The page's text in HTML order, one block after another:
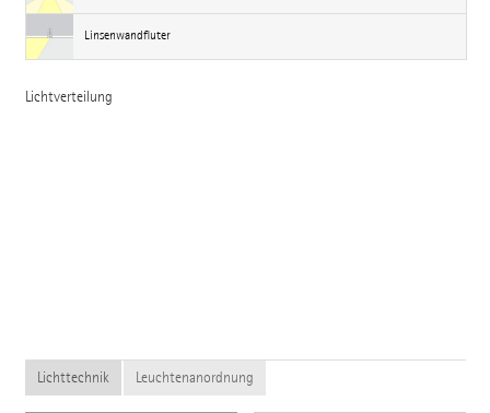
Linsenwandfluter
Lichtverteilung
Lichttechnik Leuchtenanordnung